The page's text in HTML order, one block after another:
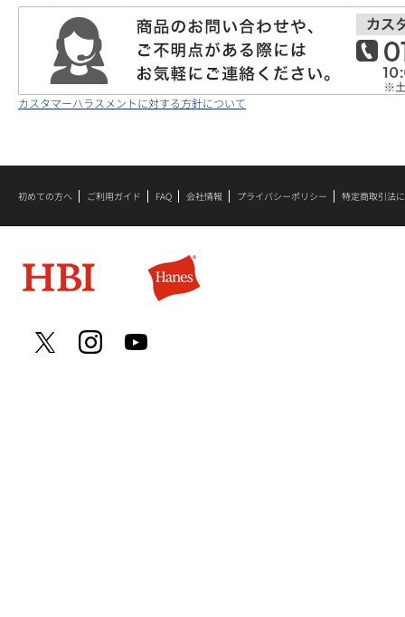
カスタマーハラスメントに対する方針について
初めての方へ ご利用ガイド FAQ 会社情報 プライバシーポリシー 特定商取引法